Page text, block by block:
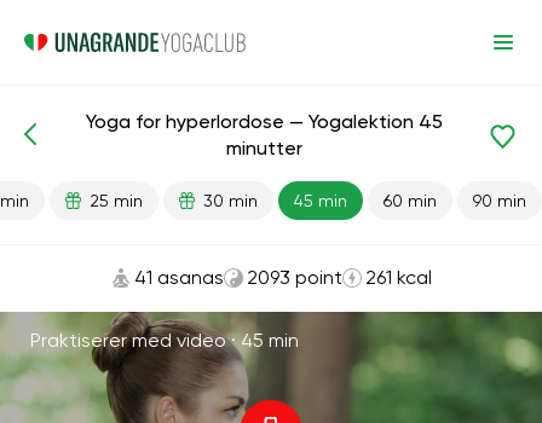
Færdiglavede lektioner Lille del af ryggen
Yoga for hyperlordose — Yogalektion 45
minutter
25 min 30 min 45 min 60 min 90 min
41 asanas 2093 point 261 kcal
Praktiserer med video ·45 min